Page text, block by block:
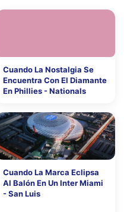
Cuando La Nostalgia Se
Encuentra Con El Diamante
En Phillies - Nationals
Cuando La Marca Eclipsa
Al Balón En Un Inter Miami
- San Luis